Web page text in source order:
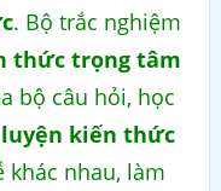
. Bộ trắc nghiệm
thức trọng tâm
bộ câu hỏi, học
luyện kiến thức
khác nhau, làm